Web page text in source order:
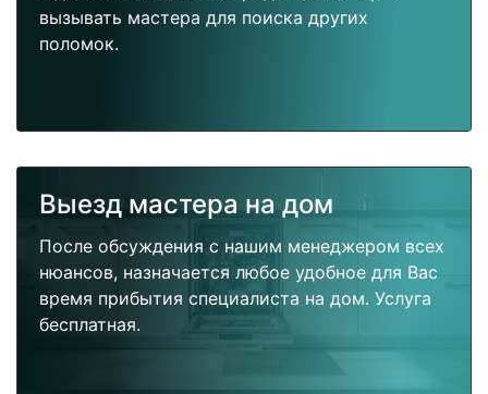
вызывать мастера для поиска других
поломок.
Выезд мастера на дом
После обсуждения с нашим менеджером всех
нюансов, назначается любое удобное для Вас
время прибытия специалиста на дом. Услуга
бесплатная.